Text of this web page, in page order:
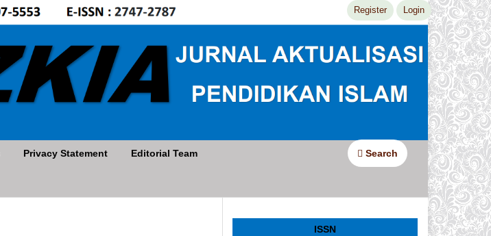
Privacy Statement Editorial Team Search
Register Login
ISSN